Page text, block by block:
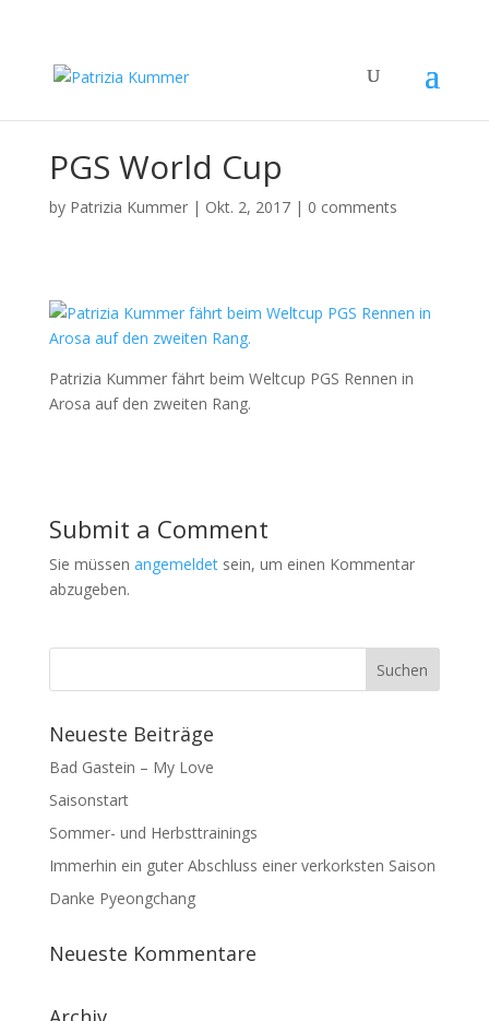
PGS World Cup
by Patrizia Kummer| Okt. 2, 2017| 0 comments
Patrizia Kummer fährt beim Weltcup PGS Rennen in
Arosa auf den zweiten Rang.
Submit a Comment
Sie müssen angemeldetsein, um einen Kommentar
abzugeben.
Neueste Beiträge
Bad Gastein – My Love
Saisonstart
Sommer- und Herbsttrainings
Immerhin ein guter Abschluss einer verkorksten Saison
Danke Pyeongchang
Neueste Kommentare